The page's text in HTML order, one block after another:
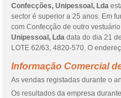
Confecções, Unipessoal, Lda
sector é superior a 25 anos. Em
com Confecção de outro
Unipessoal, Lda data do dia 21
LOTE 62/63, 4820-570. O
Informação Comercial
As vendas registadas durante o
Os resultados da empresa